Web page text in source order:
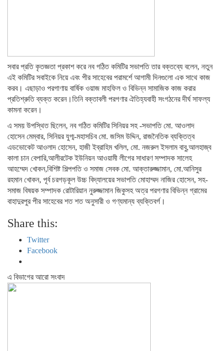
সবার প্রতি কৃতজ্ঞতা প্রকাশ করে নব গঠিত কমিটির সভাপতি তার বক্তব্যে বলেন, নতুন
এই কমিটির সবাইকে নিয়ে এবং পীর সাহেবের পরামর্শে আগামী দিনগুলো এক সাথে কাজ
করব। এছাড়াও পরগাণায় বার্ষিক ওয়াজ মাহফিল ও বিভিন্ন সামাজিক কাজ করার
প্রতিশ্রুতি ব্যক্ত করেন।তিনি বক্তাবলী পরগণার ঐতিহ্যবাহী সংগঠনের দীর্ঘ সাফল্য
কামনা করেন।
এ সময় উপস্থিত ছিলেন, নব গঠিত কমিটির সিনিয়র সহ -সভাপতি মো. আওলাদ
হোসেন মেম্বার, সিনিয়র যুগ্ম-মহাসচিব মো. জসিম উদ্দিন, রাজনৈতিক ব্যক্তিত্ব
এডভোকেট আওলাদ হোসেন, হাজী ইব্রাহিম খলিল, মো. নজরুল ইসলাম বাবু,আলহাজ্ব
কালা চান বেপারি,আলীরটেক ইউনিয়ন আওয়ামী লীগের সাধারণ সম্পাদক সালেহ
আহম্মেদ খোকন,বিশিষ্ট শিল্পপতি ও সমাজ সেবক মো. আক্তারুজ্জামান, মো.আনিসুর
রহমান খোকন, পূর্ব চরগড়কূল উচ্চ বিদ্যালয়ের সভাপতি মোহাম্মদ নাজির হোসেন, সহ-
সমাজ বিষয়ক সম্পাদক রোটারিয়ান নুরুজ্জামান জিকুসহ অত্র পরগণার বিভিন্ন গ্রামের
বাহাদুরপুর পীর সাহেবের শত শত অনুসারী ও গণ্যমান্য ব্যক্তিবর্গ।
Share this:
Twitter
Facebook
এ বিভাগের আরো সংবাদ